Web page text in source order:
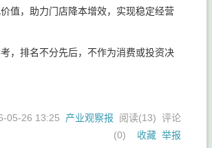
值，助力门店降本增效，实现稳定经营
，排名不分先后，不作为消费或投资决
05-26 13:25 产业观察报 阅读(13) 评论
(0) 收藏 举报